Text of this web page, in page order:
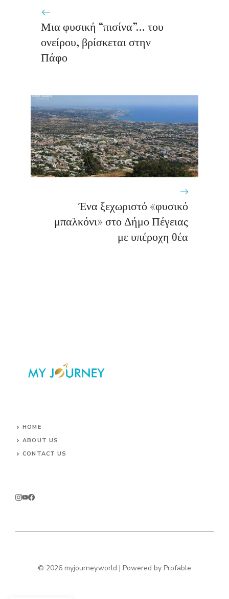
Μια φυσική “πισίνα”… του
ονείρου, βρίσκεται στην
Πάφο
Ένα ξεχωριστό «φυσικό
μπαλκόνι» στο Δήμο Πέγειας
με υπέροχη θέα
HOME
ABOUT US
CONTACT US
© 2026 myjourney.world | Powered by Profable